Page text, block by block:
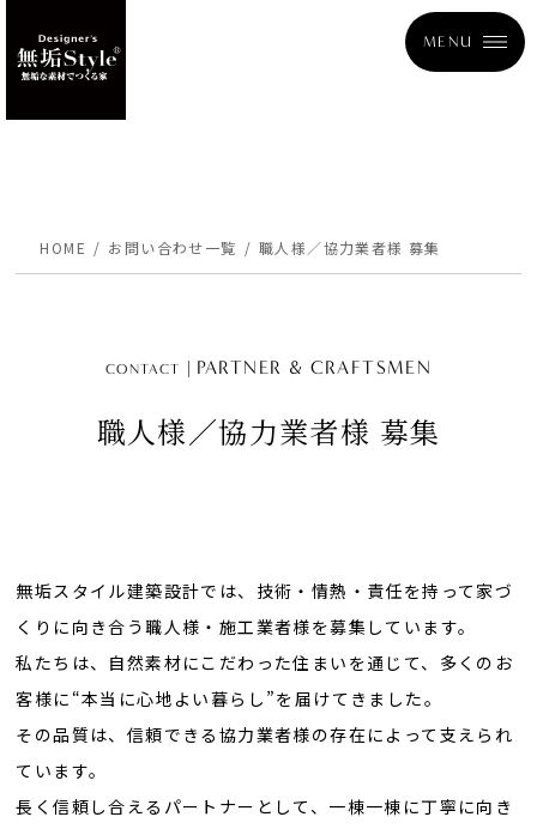
MENU
HOME お問い合わせ一覧 職人様／協力業者様 募集
CONTACT PARTNER & CRAFTSMEN
職人様／協力業者様 募集
無垢スタイル建築設計では、技術・情熱・責任を持って家づ
くりに向き合う職人様・施工業者様を募集しています。
私たちは、自然素材にこだわった住まいを通じて、多くのお
客様に“本当に心地よい暮らし”を届けてきました。
その品質は、信頼できる協力業者様の存在によって支えられ
ています。
長く信頼し合えるパートナーとして、一棟一棟に丁寧に向き